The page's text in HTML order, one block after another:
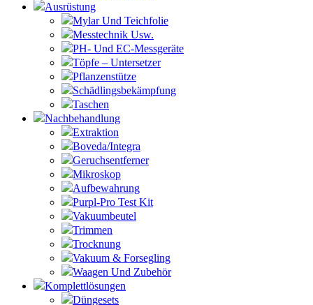
Ausrüstung
Mylar Und Teichfolie
Messtechnik Usw.
PH- Und EC-Messgeräte
Töpfe – Untersetzer
Pflanzenstütze
Schädlingsbekämpfung
Taschen
Nachbehandlung
Extraktion
Boveda/Integra
Geruchsentferner
Mikroskop
Aufbewahrung
Purpl-Pro Test Kit
Vakuumbeutel
Trimmen
Trocknung
Vakuum & Forsegling
Waagen Und Zubehör
Komplettlösungen
Düngesets